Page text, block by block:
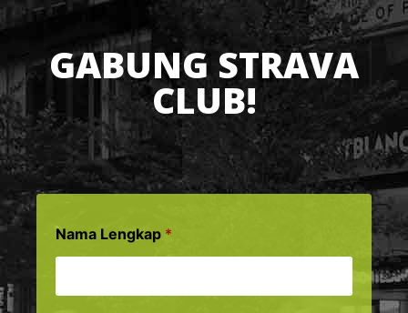
GABUNG STRAVA
CLUB!
Nama Lengkap *